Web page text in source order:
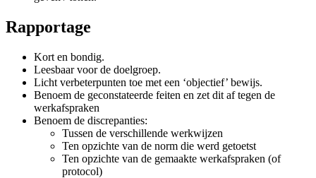
Rapportage
Kort en bondig.
Leesbaar voor de doelgroep.
Licht verbeterpunten toe met een ‘objectief’ bewijs.
Benoem de geconstateerde feiten en zet dit af tegen de
werkafspraken
Benoem de discrepanties:
Tussen de verschillende werkwijzen
Ten opzichte van de norm die werd getoetst
Ten opzichte van de gemaakte werkafspraken (of
protocol)